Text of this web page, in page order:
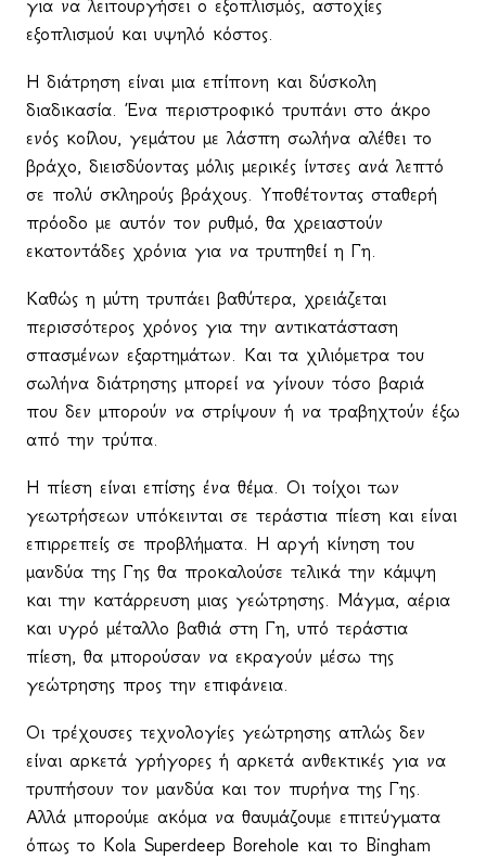
για να λειτουργήσει ο εξοπλισμός, αστοχίες
εξοπλισμού και υψηλό κόστος.
Η διάτρηση είναι μια επίπονη και δύσκολη
διαδικασία. Ένα περιστροφικό τρυπάνι στο άκρο
ενός κοίλου, γεμάτου με λάσπη σωλήνα αλέθει το
βράχο, διεισδύοντας μόλις μερικές ίντσες ανά λεπτό
σε πολύ σκληρούς βράχους. Υποθέτοντας σταθερή
πρόοδο με αυτόν τον ρυθμό, θα χρειαστούν
εκατοντάδες χρόνια για να τρυπηθεί η Γη.
Καθώς η μύτη τρυπάει βαθύτερα, χρειάζεται
περισσότερος χρόνος για την αντικατάσταση
σπασμένων εξαρτημάτων. Και τα χιλιόμετρα του
σωλήνα διάτρησης μπορεί να γίνουν τόσο βαριά
που δεν μπορούν να στρίψουν ή να τραβηχτούν έξω
από την τρύπα.
Η πίεση είναι επίσης ένα θέμα. Οι τοίχοι των
γεωτρήσεων υπόκεινται σε τεράστια πίεση και είναι
επιρρεπείς σε προβλήματα. Η αργή κίνηση του
μανδύα της Γης θα προκαλούσε τελικά την κάμψη
και την κατάρρευση μιας γεώτρησης. Μάγμα, αέρια
και υγρό μέταλλο βαθιά στη Γη, υπό τεράστια
πίεση, θα μπορούσαν να εκραγούν μέσω της
γεώτρησης προς την επιφάνεια.
Οι τρέχουσες τεχνολογίες γεώτρησης απλώς δεν
είναι αρκετά γρήγορες ή αρκετά ανθεκτικές για να
τρυπήσουν τον μανδύα και τον πυρήνα της Γης.
Αλλά μπορούμε ακόμα να θαυμάζουμε επιτεύγματα
όπως το Kola Superdeep Borehole και το Bingham